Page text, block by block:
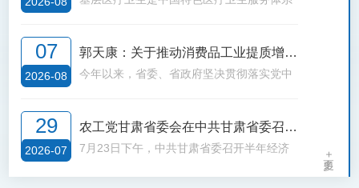
更多+
容，信息“孤岛”问题仍然存在。市场环境方
面。部门间协调沟通不畅导致监管过多，存
对技术研发投入不足，主动创新争先的意识
不强，创新能力不足。要素环境方面。融资
不健全，缺乏医疗门诊、药店，吃、住、
开发区经济总量偏小、产业层次偏低、体制
机制不活、科技创新乏力、要素保障不优，
题。
卫生改革，扎实推进健康甘肃建设，全省居
民健康水平不断提高，人民群众“看病难”“看
局面，我省人均期望寿命长期低于全国平均
水平2岁，优质医疗卫生资源总量不足分布
07
2026-08
郭天康：关于推动消费品工业提质增效
以优质供给提振消费的建议
今年以来，省委、省政府坚决贯彻落实党中
进“引大引强引头部”和“优化营商环境全面提
升年”行动，推动经济运行呈现稳中向好、稳
29
2026-07
农工党甘肃省委会在中共甘肃省委召开
的半年经济工作专题协商座谈会建言献
策
7月23日下午，中共甘肃省委召开半年经济